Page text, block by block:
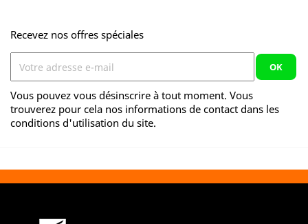
Recevez nos offres spéciales
Vous pouvez vous désinscrire à tout moment. Vous
trouverez pour cela nos informations de contact dans les
conditions d'utilisation du site.